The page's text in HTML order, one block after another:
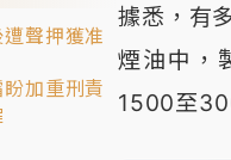
聲押獲准
加重刑責
據悉，有
煙油中，
1500至